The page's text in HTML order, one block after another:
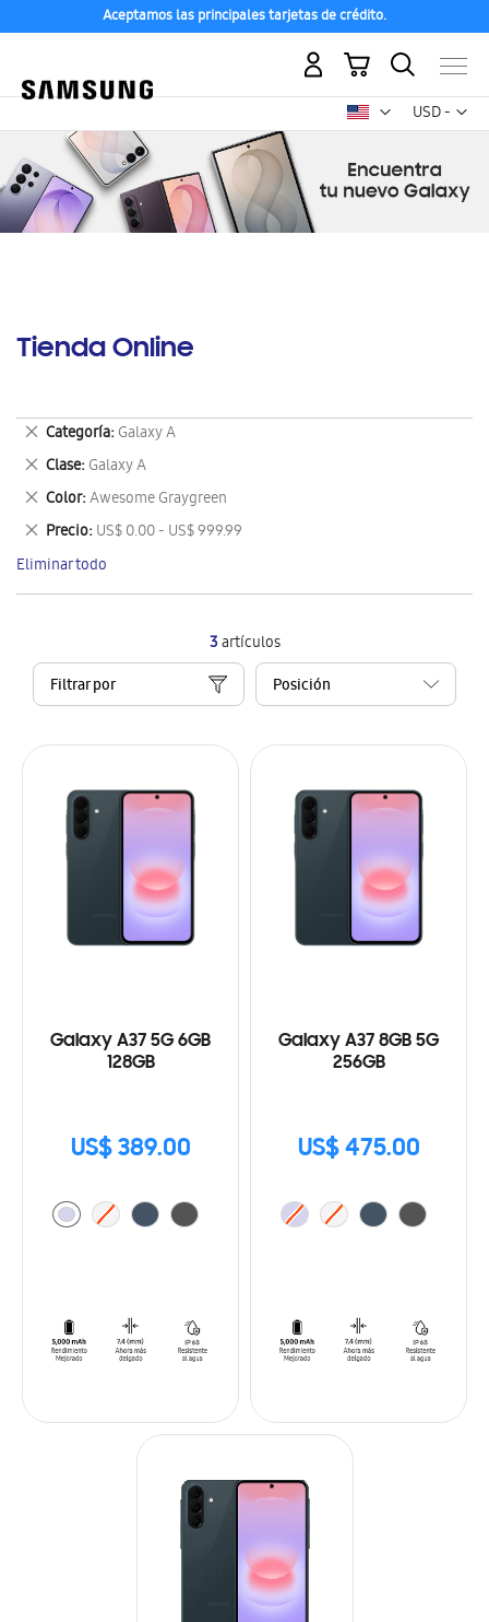
Aceptamos las principales tarjetas de crédito.
USD -
dólar
Mi carrito
Tienda Online
3artículos
Filtrar por
Galaxy A37 5G 6GB
128GB
US$ 389.00
Galaxy A37 8GB 5G
256GB
US$ 475.00
Categoría Galaxy A
Eliminar
este
artículo
Clase Galaxy A
Eliminar
este
artículo
Color Awesome Graygreen
Eliminar
este
artículo
Precio US$ 0.00 - US$ 999.99
Eliminar
este
artículo
Eliminar todo